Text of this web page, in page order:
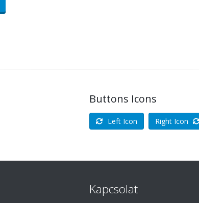
Buttons Icons
Left Icon Right Icon
Kapcsolat